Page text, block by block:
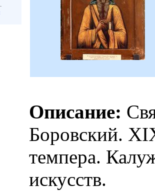
Описание:
Боровский.
темпера.
искусств.